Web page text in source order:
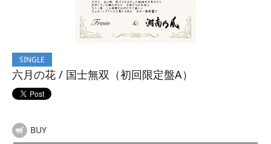
SINGLE
六月の花 / 国士無双（初回限定盤A）
BUY